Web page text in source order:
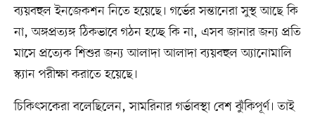
ব্যয়বহুল ইনজেকশন নিতে হয়েছে। গর্ভের সন্তানেরা সুস্থ আছে কি
না, অঙ্গপ্রত্যঙ্গ ঠিকভাবে গঠন হচ্ছে কি না, এসব জানার জন্য প্রতি
মাসে প্রত্যেক শিশুর জন্য আলাদা আলাদা ব্যয়বহুল অ্যানোমালি
স্ক্যান পরীক্ষা করাতে হয়েছে।
চিকিৎসকেরা বলেছিলেন, সামরিনার গর্ভাবস্থা বেশ ঝুঁকিপূর্ণ। তাই